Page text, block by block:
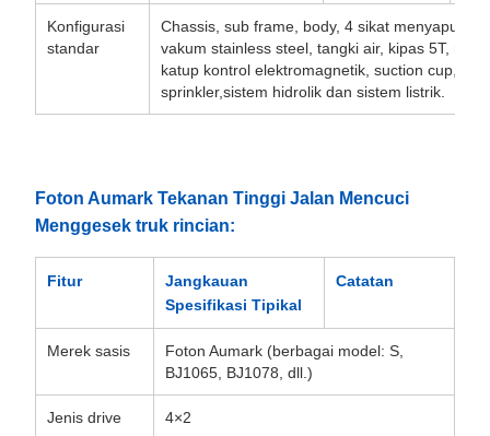
Konfigurasi
standar
Chassis, sub frame, body, 4 sikat menyapu,
vakum stainless steel, tangki air, kipas 5T,
katup kontrol elektromagnetik, suction cup,
sprinkler,sistem hidrolik dan sistem listrik.
Foton Aumark Tekanan Tinggi Jalan Mencuci
Menggesek truk rincian:
Fitur
Jangkauan
Spesifikasi Tipikal
Catatan
Merek sasis
Foton Aumark (berbagai model: S,
BJ1065, BJ1078, dll.)
Jenis drive 4×2